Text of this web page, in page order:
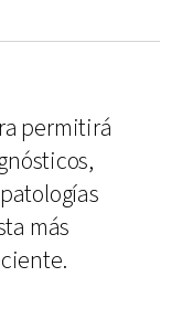
permitirá
más